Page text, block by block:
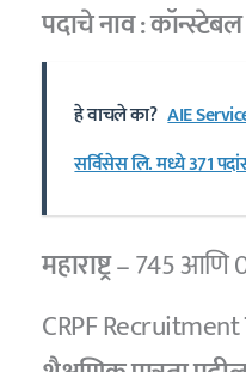
पदाचे नाव :
हे वाचले का? AIE
सर्विसेस लि. मध्ये 371
महाराष्ट्र– 745 आणि
CRPF Recruitment